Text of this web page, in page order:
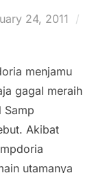
24, 2011
menjamu
gagal meraih
Samp
Akibat
utamanya